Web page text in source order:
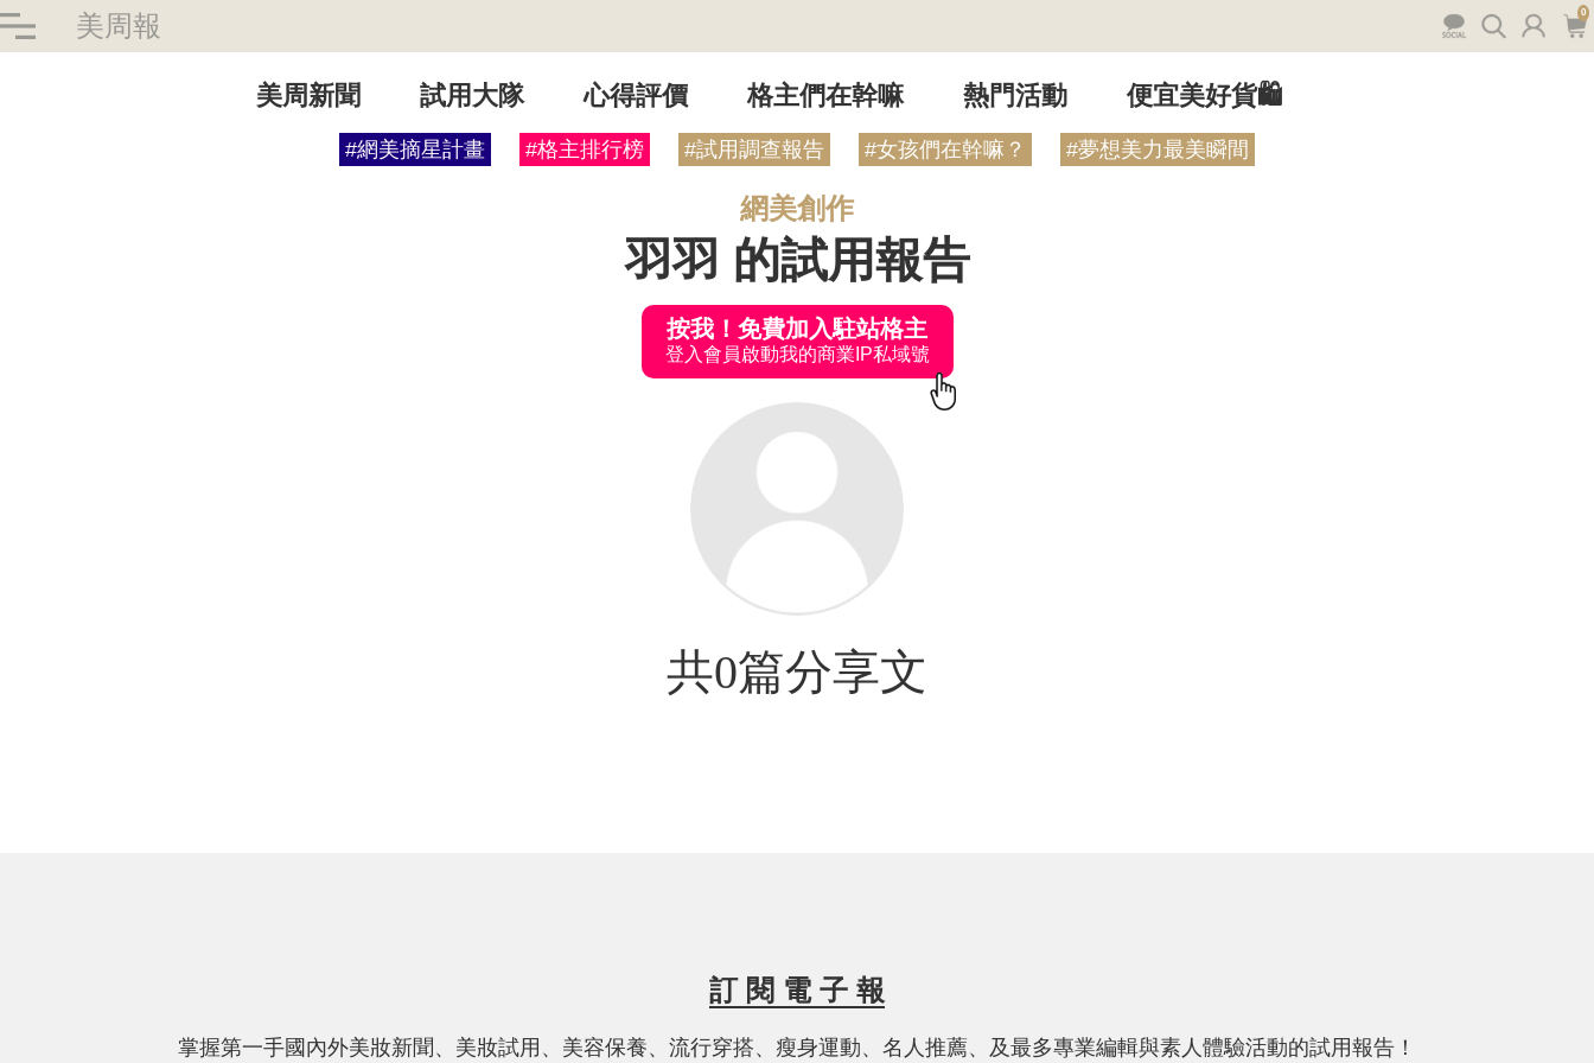
美周報 0
美周新聞 試用大隊 心得評價 格主們在幹嘛 熱門活動 便宜美好貨🛍️
#網美摘星計畫 #格主排行榜 #試用調查報告 #女孩們在幹嘛？ #夢想美力最美瞬間
網美創作
羽羽 的試用報告
按我！免費加入駐站格主
登入會員啟動我的商業IP私域號
共0篇分享文
訂 閱 電 子 報
掌握第一手國內外美妝新聞、美妝試用、美容保養、流行穿搭、瘦身運動、名人推薦、及最多專業編輯與素人體驗活動的試用報告！